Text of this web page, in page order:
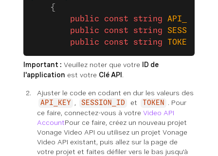
    {
        public
const string API_KEY
        public
const string SESSION_ID
        public
const string TOKEN
Important : Veuillez noter que votre
ID de
l'application est votre Clé API .
Ajuster le code en codant en dur les valeurs des
API_KEY , SESSION_ID et TOKEN
. Pour
ce faire, connectez-vous à votre Video API
AccountPour ce faire, créez un nouveau projet
Vonage Video API ou utilisez un projet Vonage
Video API existant, puis allez sur la page de
votre projet et faites défiler vers le bas jusqu'à